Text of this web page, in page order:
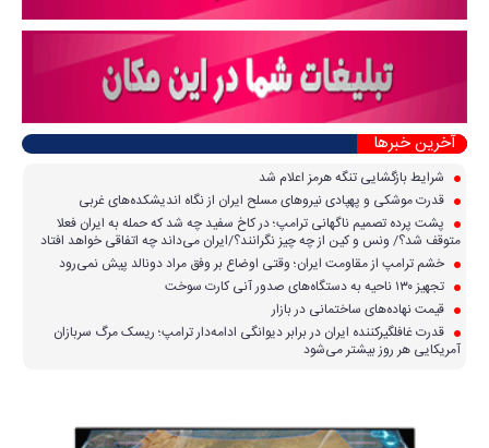
آخرین خبرها
شرایط بازگشایی تنگه هرمز اعلام شد
قدرت موشکی و پهپادی نیرو‌های مسلح ایران از نگاه اندیشکده‌های غربی
پشت پرده تصمیم ناگهانی ترامپ؛ در کاخ سفید چه شد که حمله به ایران فعلا
متوقف شد؟/ ونس و کین از چه چیز نگرانند؟/ایران می‌داند چه اتفاقی خواهد افتاد
خشم ترامپ از مقاومت ایران؛ وقتی اوضاع بر وفق مراد دونالد پیش نمی‌رود
تجهیز ۱۳۰ ناحیه به دستگاه‌های صدور آنی کارت سوخت
قیمت نهاده‌های ساختمانی در بازار
قدرت غافلگیرکننده ایران در برابر دیوانگی ادامه‌دار ترامپ؛ ریسک مرگ سربازان
آمریکایی هر روز بیشتر می‌شود